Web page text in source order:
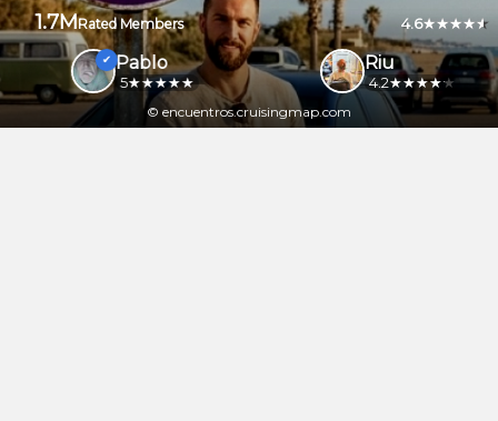
1.7MRated Members 4.6
Riu
4.2
Pablo
5
© encuentros.cruisingmap.com